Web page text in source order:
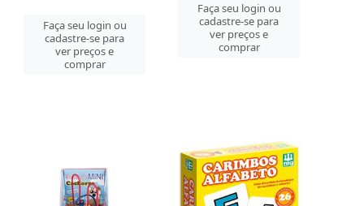
Faça seu login ou
cadastre-se para
ver preços e
comprar
Faça seu login ou
cadastre-se para
ver preços e
comprar